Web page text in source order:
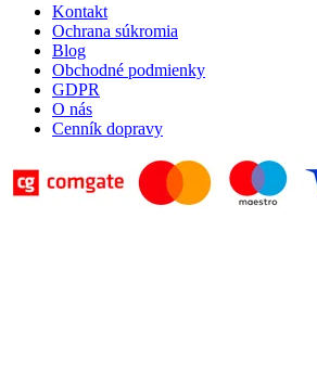
Kontakt
Ochrana súkromia
Blog
Obchodné podmienky
GDPR
O nás
Cenník dopravy